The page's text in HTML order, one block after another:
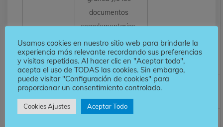
documentos
complementarios,
este último dentro
de un archivo .zip.
Peso máximo
por envío
2MB
Usamos cookies en nuestro sitio web para brindarle la
experiencia más relevante recordando sus preferencias
y visitas repetidas. Al hacer clic en "Aceptar todo",
acepta el uso de TODAS las cookies. Sin embargo,
puede visitar "Configuración de cookies" para
proporcionar un consentimiento controlado.
Cookies Ajustes Aceptar Todo